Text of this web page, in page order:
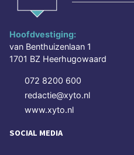
Hoofdvestiging:
van Benthuizenlaan 1
1701 BZ Heerhugowaard
072 8200 600
redactie@xyto.nl
www.xyto.nl
SOCIAL MEDIA